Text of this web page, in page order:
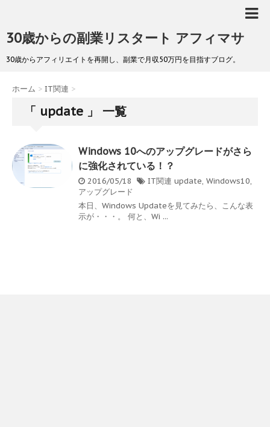
30歳からの副業リスタート アフィマサ
30歳からアフィリエイトを再開し、副業で月収50万円を目指すブログ。
ホーム > IT関連 >
「 update 」 一覧
Windows 10へのアップグレードがさら
に強化されている！？
2016/05/18 IT関連 update, Windows10,
アップグレード
本日、Windows Updateを見てみたら、こんな表
示が・・・。 何と、Wi ...